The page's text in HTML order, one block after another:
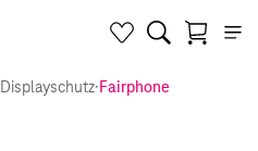
Displayschutz·Fairphone